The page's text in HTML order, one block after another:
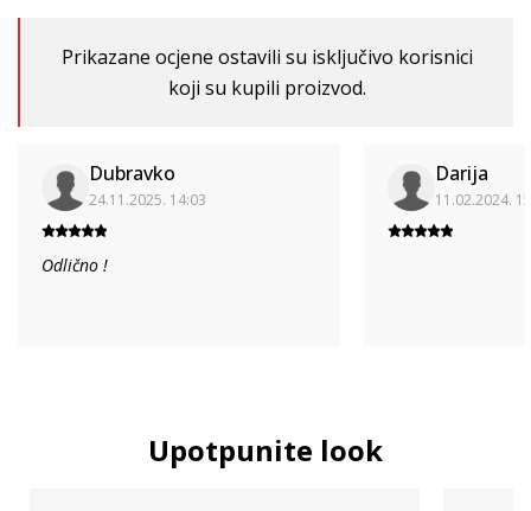
Prikazane ocjene ostavili su isključivo korisnici
koji su kupili proizvod.
Dubravko
24.11.2025. 14:03
Odlično !
Darija
11.02.2024.
Upotpunite look